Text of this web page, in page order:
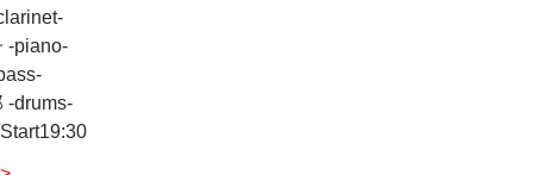
-piano-
-drums-